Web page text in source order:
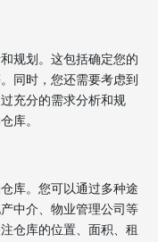
规划。这包括确定您的
同时，您还需要考虑到
充分的需求分析和规
库。
库。您可以通过多种途
中介、物业管理公司等
仓库的位置、面积、租